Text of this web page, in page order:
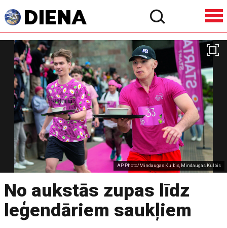
AP Photo/Mindaugas Kulbis, Mindaugas Kulbis
No aukstās zupas līdz
leģendāriem saukļiem